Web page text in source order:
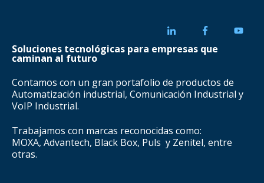
Soluciones tecnológicas para empresas que
caminan al futuro
Contamos con un gran portafolio de productos de
Automatización industrial, Comunicación Industrial y
VoIP Industrial.
Trabajamos con marcas reconocidas como:
MOXA, Advantech, Black Box, Puls y Zenitel, entre
otras.